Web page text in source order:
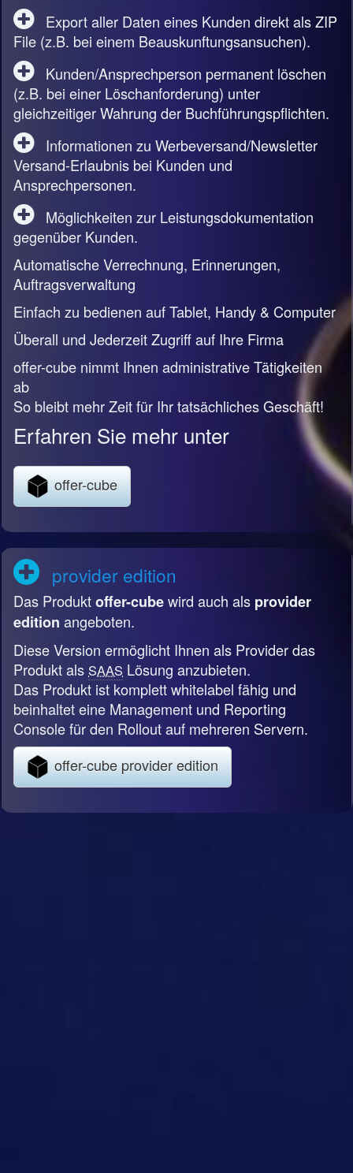
Export aller Daten eines Kunden direkt als ZIP
File (z.B. bei einem Beauskunftungsansuchen).
Kunden/Ansprechperson permanent löschen
(z.B. bei einer Löschanforderung) unter
gleichzeitiger Wahrung der Buchführungspflichten.
Informationen zu Werbeversand/Newsletter
Versand-Erlaubnis bei Kunden und
Ansprechpersonen.
Möglichkeiten zur Leistungsdokumentation
gegenüber Kunden.
Automatische Verrechnung, Erinnerungen,
Auftragsverwaltung
Einfach zu bedienen auf Tablet, Handy & Computer
Überall und Jederzeit Zugriff auf Ihre Firma
offer-cube nimmt Ihnen administrative Tätigkeiten
ab
So bleibt mehr Zeit für Ihr tatsächliches Geschäft!
Erfahren Sie mehr unter
offer-cube
provider edition
Das Produktoffer-cubewird auch als provider
edition angeboten.
Diese Version ermöglicht Ihnen als Provider das
Produkt als SAAS Lösung anzubieten.
Das Produkt ist komplett whitelabel fähig und
beinhaltet eine Management und Reporting
Console für den Rollout auf mehreren Servern.
offer-cube provider edition